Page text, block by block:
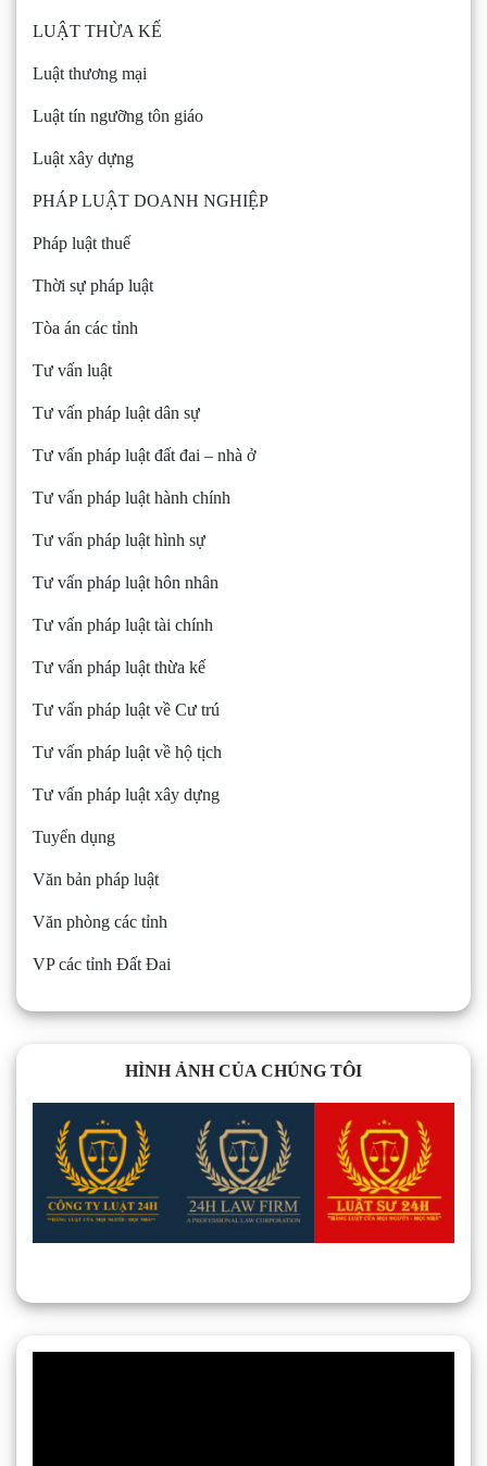
LUẬT THỪA KẾ
Luật thương mại
Luật tín ngưỡng tôn giáo
Luật xây dựng
PHÁP LUẬT DOANH NGHIỆP
Pháp luật thuế
Thời sự pháp luật
Tòa án các tỉnh
Tư vấn luật
Tư vấn pháp luật dân sự
Tư vấn pháp luật đất đai – nhà ở
Tư vấn pháp luật hành chính
Tư vấn pháp luật hình sự
Tư vấn pháp luật hôn nhân
Tư vấn pháp luật tài chính
Tư vấn pháp luật thừa kế
Tư vấn pháp luật về Cư trú
Tư vấn pháp luật về hộ tịch
Tư vấn pháp luật xây dựng
Tuyển dụng
Văn bản pháp luật
Văn phòng các tỉnh
VP các tỉnh Đất Đai
HÌNH ẢNH CỦA CHÚNG TÔI